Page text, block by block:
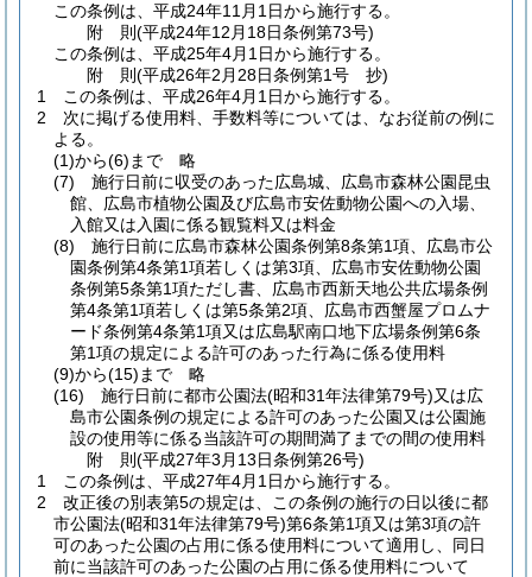
この条例は、平成24年11月1日から施行する。
附 則(平成24年12月18日条例第73号)
この条例は、平成25年4月1日から施行する。
附 則(平成26年2月28日条例第1号 抄)
1
この条例は、平成26年4月1日から施行する。
2
次に掲げる使用料、手数料等については、なお従前の例に
よる。
(1)から(6)まで
略
(7)
施行日前に収受のあった広島城、広島市森林公園昆虫
館、広島市植物公園及び広島市安佐動物公園への入場、
入館又は入園に係る観覧料又は料金
(8)
施行日前に広島市森林公園条例第8条第1項、広島市公
園条例第4条第1項若しくは第3項、広島市安佐動物公園
条例第5条第1項ただし書、広島市西新天地公共広場条例
第4条第1項若しくは第5条第2項、広島市西蟹屋プロムナ
ード条例第4条第1項又は広島駅南口地下広場条例第6条
第1項の規定による許可のあった行為に係る使用料
(9)から(15)まで
略
(16)
施行日前に都市公園法(昭和31年法律第79号)又は広
島市公園条例の規定による許可のあった公園又は公園施
設の使用等に係る当該許可の期間満了までの間の使用料
附 則(平成27年3月13日条例第26号)
1
この条例は、平成27年4月1日から施行する。
2
改正後の別表第5の規定は、この条例の施行の日以後に都
市公園法(昭和31年法律第79号)第6条第1項又は第3項の許
可のあった公園の占用に係る使用料について適用し、同日
前に当該許可のあった公園の占用に係る使用料について